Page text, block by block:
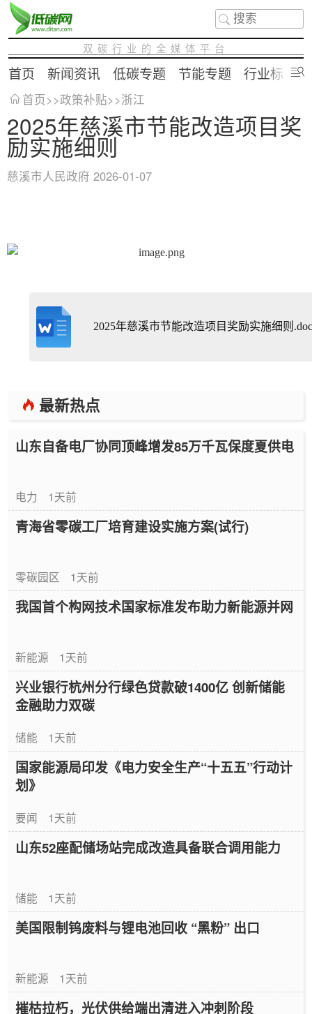
双碳行业的全媒体平台
首页 新闻资讯 低碳专题 节能专题 行业标准
首页>>政策补贴>>浙江
2025年慈溪市节能改造项目奖
励实施细则
慈溪市人民政府 2026-01-07
2025年慈溪市节能改造项目奖励实施细则
最新热点
山东自备电厂协同顶峰增发85万千瓦保度夏供电
电力 1天前
青海省零碳工厂培育建设实施方案(试行)
零碳园区 1天前
我国首个构网技术国家标准发布助力新能源并网
新能源 1天前
兴业银行杭州分行绿色贷款破1400亿 创新储能
金融助力双碳
储能 1天前
国家能源局印发《电力安全生产“十五五”行动计
划》
要闻 1天前
山东52座配储场站完成改造具备联合调用能力
储能 1天前
美国限制钨废料与锂电池回收 “黑粉” 出口
新能源 1天前
摧枯拉朽，光伏供给端出清进入冲刺阶段